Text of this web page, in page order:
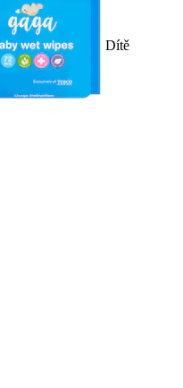
Dítě